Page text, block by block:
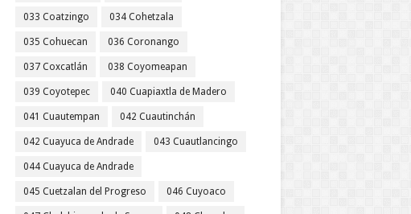
033 Coatzingo 034 Cohetzala
035 Cohuecan 036 Coronango
037 Coxcatlán 038 Coyomeapan
039 Coyotepec 040 Cuapiaxtla de Madero
041 Cuautempan 042 Cuautinchán
042 Cuayuca de Andrade 043 Cuautlancingo
044 Cuayuca de Andrade
045 Cuetzalan del Progreso 046 Cuyoaco